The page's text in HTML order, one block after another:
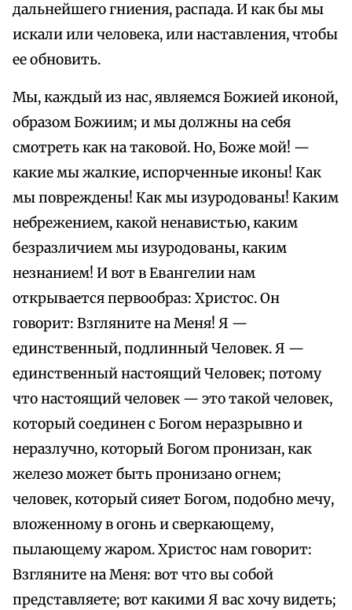
дальнейшего гниения, распада. И как бы мы
искали или человека, или наставления, чтобы
ее обновить.
Мы, каждый из нас, являемся Божией иконой,
образом Божиим; и мы должны на себя
смотреть как на таковой. Но, Боже мой! —
какие мы жалкие, испорченные иконы! Как
мы повреждены! Как мы изуродованы! Каким
небрежением, какой ненавистью, каким
безразличием мы изуродованы, каким
незнанием! И вот в Евангелии нам
открывается первообраз: Христос. Он
говорит: Взгляните на Меня! Я —
единственный, подлинный Человек. Я —
единственный настоящий Человек; потому
что настоящий человек — это такой человек,
который соединен с Богом неразрывно и
неразлучно, который Богом пронизан, как
железо может быть пронизано огнем;
человек, который сияет Богом, подобно мечу,
вложенному в огонь и сверкающему,
пылающему жаром. Христос нам говорит:
Взгляните на Меня: вот что вы собой
представляете; вот какими Я вас хочу видеть;